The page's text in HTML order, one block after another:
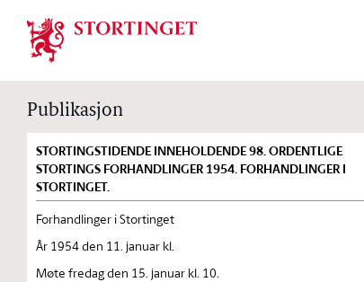
Stortinget.no
Publikasjon
STORTINGSTIDENDE INNEHOLDENDE 98. ORDENTLIGE
STORTINGS FORHANDLINGER 1954. FORHANDLINGER I
STORTINGET.
Forhandlinger i Stortinget
År 1954 den 11. januar kl.
Møte fredag den 15. januar kl. 10.